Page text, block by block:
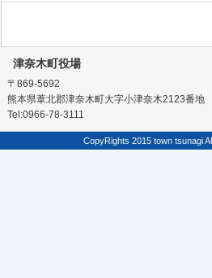
津奈木町役場
〒869-5692
熊本県葦北郡津奈木町大字小津奈木2123番地
Tel:0966-78-3111
CopyRights 2015 town tsunagi